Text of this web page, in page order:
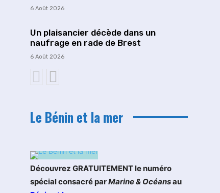
6 Août 2026
Un plaisancier décède dans un
naufrage en rade de Brest
6 Août 2026
Le Bénin et la mer
Découvrez GRATUITEMENT le numéro
spécial consacré parMarine & Océansau